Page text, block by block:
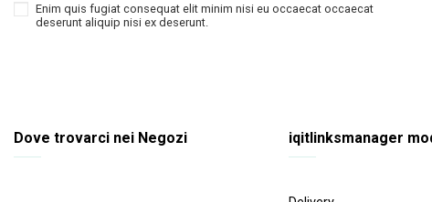
Enim quis fugiat consequat elit minim nisi eu occaecat occaecat
deserunt aliquip nisi ex deserunt.
Dove trovarci nei Negozi iqitlinksmanager